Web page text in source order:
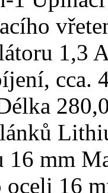
1,3
cca.
mm
16